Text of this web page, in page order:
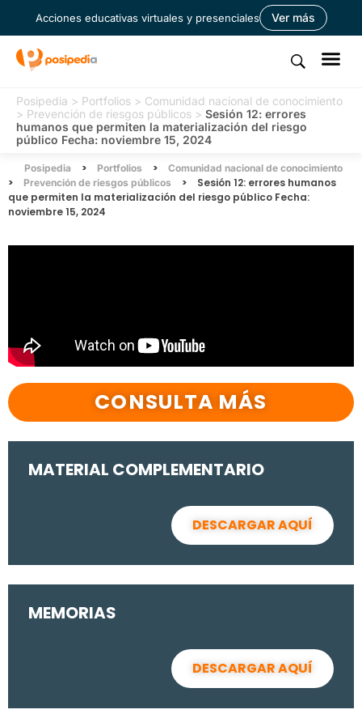
Acciones educativas virtuales y presenciales Ver más
Posipedia > Portfolios > Comunidad nacional de conocimiento
> Prevención de riesgos públicos > Sesión 12: errores
humanos que permiten la materialización del riesgo
público Fecha: noviembre 15, 2024
Posipedia > Portfolios > Comunidad nacional de conocimiento
> Prevención de riesgos públicos >
Sesión 12: errores humanos
que permiten la materialización del riesgo público Fecha:
noviembre 15, 2024
CONSULTA MÁS
MATERIAL COMPLEMENTARIO
DESCARGAR AQUÍ
MEMORIAS
DESCARGAR AQUÍ